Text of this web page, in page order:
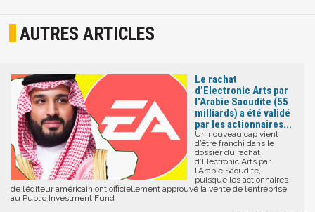
AUTRES ARTICLES
Le rachat
d’Electronic Arts par
l'Arabie Saoudite (55
milliards) a été validé
par les actionnaires...
Un nouveau cap vient
d’être franchi dans le
dossier du rachat
d’Electronic Arts par
l'Arabie Saoudite,
puisque les actionnaires
de l’éditeur américain ont officiellement approuvé la vente de l’entreprise
au Public Investment Fund